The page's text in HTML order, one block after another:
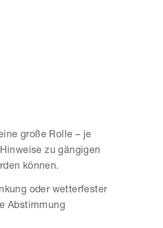
große Rolle – je
zu gängigen
können.
oder wetterfester
Abstimmung